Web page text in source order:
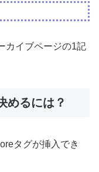
カイブページの1記
めるには？
タグが挿入でき